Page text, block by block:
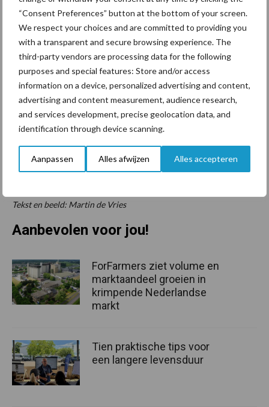
“Consent Preferences” button at the bottom of your screen.
We respect your choices and are committed to providing you
with a transparent and secure browsing experience. The
third-party vendors are processing data for the following
purposes and special features: Store and/or access
information on a device, personalized advertising and content,
advertising and content measurement, audience research,
and services development, precise geolocation data, and
identification through device scanning.
Aanpassen Alles afwijzen Alles accepteren
rotorhouder moeilijk te repareren. Met de geschroefde
ophanging komt er geen spanning in het staal én kun je
afzonderlijke rotoren vervangen.” Voor de Isobus-modellen is het
optioneel ook mogelijk om bijvoorbeeld temperatuursensoren in
te zetten voor de olie, zodat oververhitting wordt voorkomen.
Om de Rotago F in de getoonde zes meter met f-drill kouterbalk
te tillen raadt Kisteman een trekker van ongeveer driehonderd
pk aan. De eerste machines zijn inmiddels in gebruik. De Rotago,
die op Agritechnica in Hannover aan het grote publiek is getoond,
als ISOBUS variant volledig beschikbaar. De rechtstreekse versie
Tekst en beeld: Martin de Vries
Aanbevolen voor jou!
ForFarmers ziet volume en
marktaandeel groeien in
krimpende Nederlandse
markt
Tien praktische tips voor
een langere levensduur